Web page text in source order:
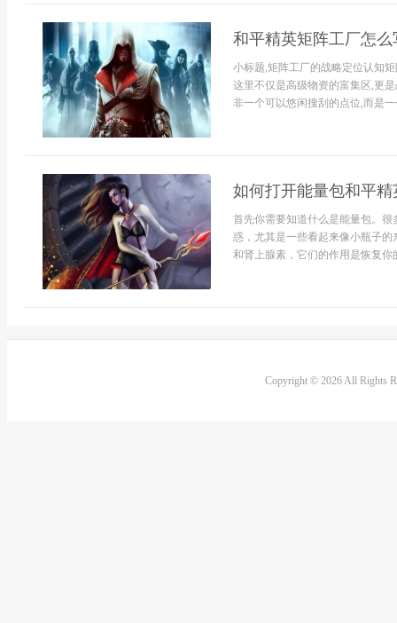
和平精英矩阵工厂怎
小标题,矩阵工厂的战略定位认知
这里不仅是高级物资的富集区,更
非一个可以悠闲搜刮的点位,而是
如何打开能量包和平
首先你需要知道什么是能量包。
惑，尤其是一些看起来像小瓶子
和肾上腺素，它们的作用是恢复你
Copyright © 2026 All Rights